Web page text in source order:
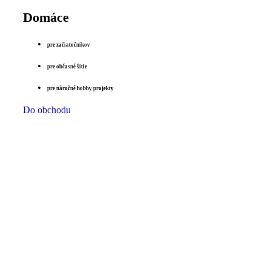
Domáce
pre začiatočníkov
pre občasné šitie
pre náročné hobby projekty
Do obchodu